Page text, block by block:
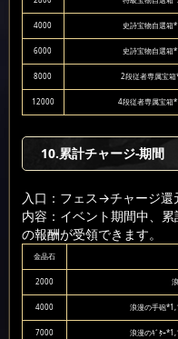
4000 史詩宝物自選箱
6000 史詩宝物自選箱
8000 2段従者専属宝
12000 4段従者専属宝箱
10.累計チャージ-期間
入口：フェス→チャージ還
内容：イベント期間中、
の報酬が受領できます。
金晶石
2000
4000 浪漫の手砲*1,
7000 浪漫のｷﾞﾀｰ